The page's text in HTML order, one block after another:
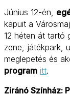
Június 12-én,
kapuit a
12 héten át tartó
zene, játékpark,
meglepetés és
program itt.
Ziránó Színház: